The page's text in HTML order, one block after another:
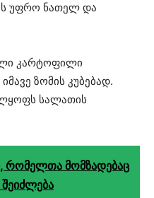
უფრო ნათელ და
კარტოფილი
ზომის კუბებად.
სალათის
რომელთა მომზადებაც